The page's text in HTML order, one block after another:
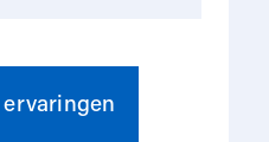
ervaringen